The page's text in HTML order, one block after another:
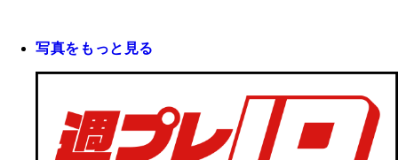
写真をもっと見る